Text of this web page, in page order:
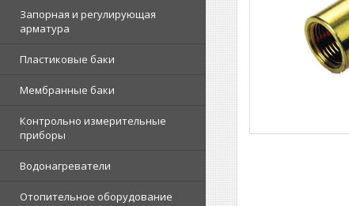
Запорная и регулирующая
арматура
Пластиковые баки
Мембранные баки
Контрольно измерительные
приборы
Водонагреватели
Отопительное оборудование